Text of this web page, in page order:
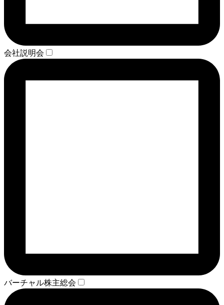
会社説明会
バーチャル株主総会